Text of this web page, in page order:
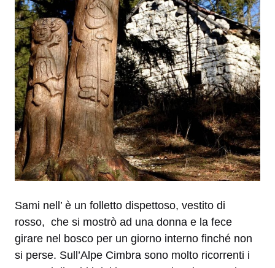
Sami nell’ è un folletto dispettoso, vestito di
rosso, che si mostrò ad una donna e la fece
girare nel bosco per un giorno interno finché non
si perse. Sull’Alpe Cimbra sono molto ricorrenti i